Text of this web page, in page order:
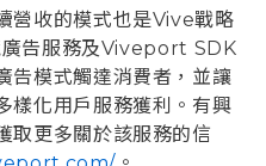
營收的模式也是Vive戰略
廣告服務及Viveport SDK
告模式觸達消費者，並讓
樣化用戶服務獲利。有興
取更多關於該服務的信